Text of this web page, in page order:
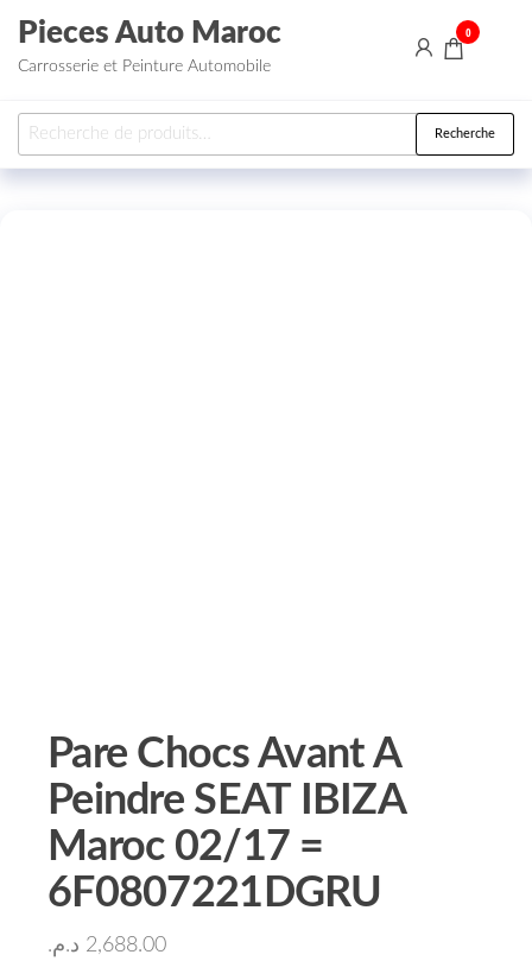
Aller au contenu
Pieces Auto Maroc
Carrosserie et Peinture Automobile
0
Recherche pour : Recherche
Pare Chocs Avant A
Peindre SEAT IBIZA
Maroc 02/17 =
6F0807221DGRU
2,688.00 د.م.